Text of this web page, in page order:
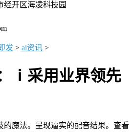
经开区海凌科技园
发 > ai资讯 >
ⅰ采用业界领先
魔法。呈现逼实的配音结果。查看